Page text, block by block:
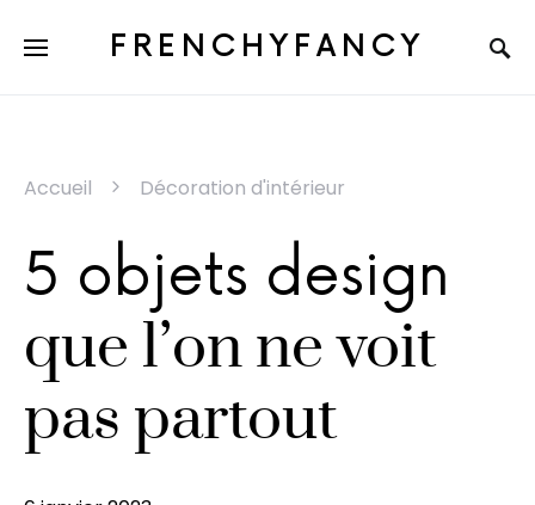
FRENCHYFANCY
Accueil Décoration d'intérieur
5 objets design
que l’on ne voit
pas partout